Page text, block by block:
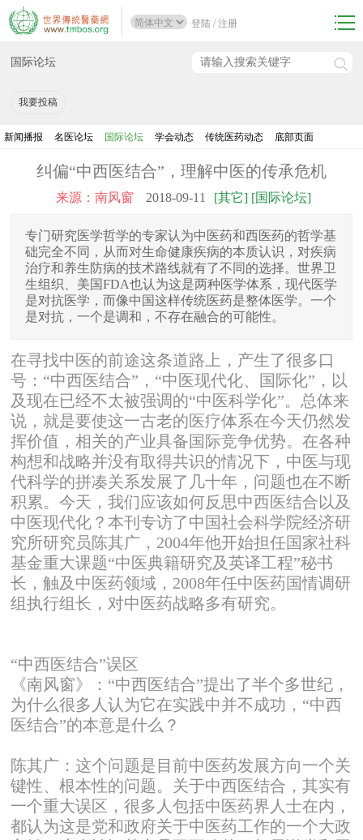
登陆 / 注册
国际论坛
我要投稿
新闻播报 名医论坛 国际论坛 学会动态 传统医药动态 底部页面
纠偏“中西医结合”，理解中医的传承危机
来源：南风窗 2018-09-11 [其它] [国际论坛]
专门研究医学哲学的专家认为中医药和西医药的哲学基
础完全不同，从而对生命健康疾病的本质认识，对疾病
治疗和养生防病的技术路线就有了不同的选择。世界卫
生组织、美国FDA也认为这是两种医学体系，现代医学
是对抗医学，而像中国这样传统医药是整体医学。一个
是对抗，一个是调和，不存在融合的可能性。
在寻找中医的前途这条道路上，产生了很多口
号：“中西医结合”，“中医现代化、国际化”，以
及现在已经不太被强调的“中医科学化”。总体来
说，就是要使这一古老的医疗体系在今天仍然发
挥价值，相关的产业具备国际竞争优势。在各种
构想和战略并没有取得共识的情况下，中医与现
代科学的拼凑关系发展了几十年，问题也在不断
积累。今天，我们应该如何反思中西医结合以及
中医现代化？本刊专访了中国社会科学院经济研
究所研究员陈其广，2004年他开始担任国家社科
基金重大课题“中医典籍研究及英译工程”秘书
长，触及中医药领域，2008年任中医药国情调研
组执行组长，对中医药战略多有研究。
“中西医结合”误区
《南风窗》：“中西医结合”提出了半个多世纪，
为什么很多人认为它在实践中并不成功，“中西
医结合”的本意是什么？
陈其广：这个问题是目前中医药发展方向一个关
键性、根本性的问题。关于中西医结合，其实有
一个重大误区，很多人包括中医药界人士在内，
都认为这是党和政府关于中医药工作的一个大政